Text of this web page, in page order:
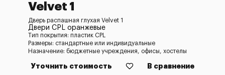
Velvet 1
Дверь распашная глухая Velvet 1
Двери CPL оранжевые
Тип покрытия: пластик CPL
Размеры: стандартные или индивидуальные
Назначение: бюджетные учреждения, офисы, хостелы
Уточнить стоимость В сравнение